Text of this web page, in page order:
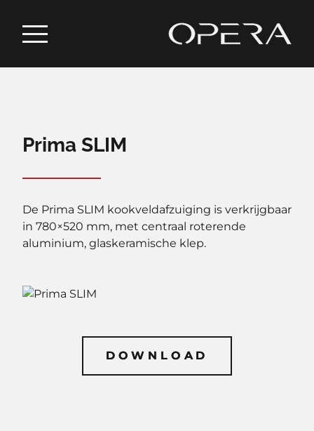
DOWNLOAD
DOWNLOAD
Prima SLIM
De Prima SLIM kookveldafzuiging is verkrijgbaar
in 780×520 mm, met centraal roterende
aluminium, glaskeramische klep.